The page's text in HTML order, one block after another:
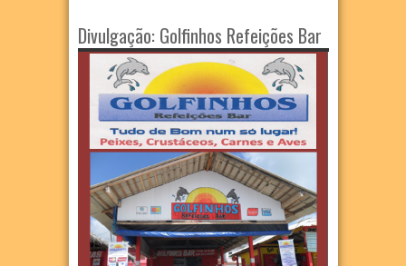
Divulgação: Golfinhos Refeições Bar